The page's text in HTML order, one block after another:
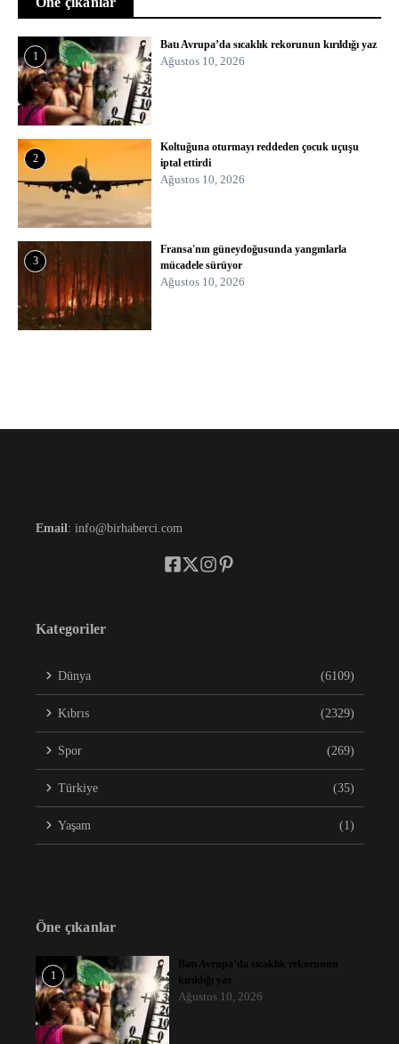
1
Batı Avrupa’da sıcaklık rekorunun kırıldığı yaz
Ağustos 10, 2026
2
Koltuğuna oturmayı reddeden çocuk uçuşu
iptal ettirdi
Ağustos 10, 2026
3
Fransa'nın güneydoğusunda yangınlarla
mücadele sürüyor
Ağustos 10, 2026
Email : info@birhaberci.com
Kategoriler
Dünya (6109)
Kıbrıs (2329)
Spor (269)
Türkiye (35)
Yaşam (1)
Öne çıkanlar
1
Batı Avrupa’da sıcaklık rekorunun
kırıldığı yaz
Ağustos 10, 2026